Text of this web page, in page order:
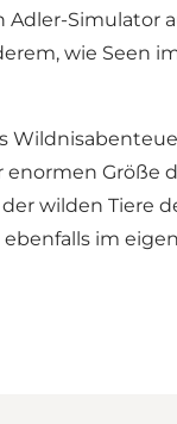
Simulator
wie Seen
Größe
wilden Tiere
im